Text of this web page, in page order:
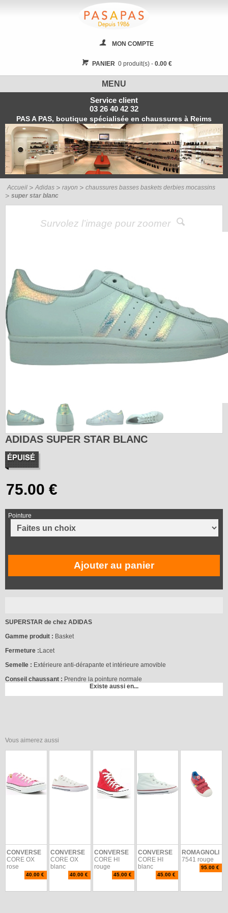
MON COMPTE
PANIER0 produit(s) - 0.00 €
MENU
Service client
03 26 40 42 32
PAS A PAS, boutique spécialisée en chaussures à Reims
Accueil Adidas rayon
chaussures basses baskets derbies mocassins
super star blanc
Survolez l’image pour zoomer
ADIDAS SUPER STAR BLANC
Pointure
Ajouter au panier
SUPERSTAR de chez ADIDAS
Gamme produit : Basket
Fermeture : Lacet
Semelle : Extérieure anti-dérapante et intérieure amovible
Conseil chaussant : Prendre la pointure normale
Existe aussi en...
Vous aimerez aussi
CONVERSE
CORE OX
rose
40.00 €
CONVERSE
CORE OX
blanc
40.00 €
CONVERSE
CORE HI
rouge
45.00 €
CONVERSE
CORE HI
blanc
45.00 €
ROMAGNOLI
7541 rouge
95.00 €